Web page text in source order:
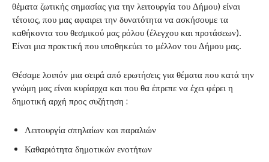
θέματα ζωτικής σημασίας για την λειτουργία του Δήμου) είναι
τέτοιος, που μας αφαιρει την δυνατότητα να ασκήσουμε τα
καθήκοντα του θεσμικού μας ρόλου (έλεγχου και προτάσεων).
Είναι μια πρακτική που υποθηκεύει το μέλλον του Δήμου μας.
Θέσαμε λοιπόν μια σειρά από ερωτήσεις για θέματα που κατά την
γνώμη μας είναι κυρίαρχα και που θα έπρεπε να έχει φέρει η
δημοτική αρχή προς συζήτηση :
Λειτουργία σπηλαίων και παραλιών
Καθαριότητα δημοτικών ενοτήτων